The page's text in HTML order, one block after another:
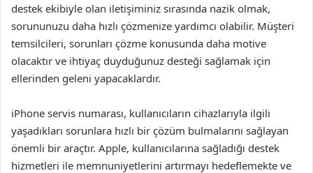
destek ekibiyle olan iletişiminiz sırasında nazik olmak,
sorununuzu daha hızlı çözmenize yardımcı olabilir. Müşteri
temsilcileri, sorunları çözme konusunda daha motive
olacaktır ve ihtiyaç duyduğunuz desteği sağlamak için
ellerinden geleni yapacaklardır.
iPhone servis numarası, kullanıcıların cihazlarıyla ilgili
yaşadıkları sorunlara hızlı bir çözüm bulmalarını sağlayan
önemli bir araçtır. Apple, kullanıcılarına sağladığı destek
hizmetleri ile memnuniyetlerini artırmayı hedeflemekte ve